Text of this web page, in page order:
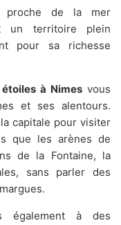
de la mer
un territoire plein
pour sa richesse
à Nimesvous
et ses alentours.
capitale pour visiter
que les arènes de
de la Fontaine, la
sans parler des
également à des